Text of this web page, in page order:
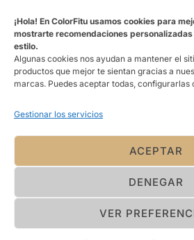
¡Hola! En ColorFitu usamos cookies para
mostrarte recomendaciones
estilo.
Algunas cookies nos ayudan a mantener el
productos que mejor te sientan gracias a
marcas. Puedes aceptar todas, configurarlas
Gestionar los servicios
ACEPTAR
DENEGAR
VER
Email: laura@colorfitu.com
Sobre Nosotros
La tienda que mejor te conoce. Ofreciéndo
© 2026 ColorFitU, Todos los derechos
términos de uso aplican.